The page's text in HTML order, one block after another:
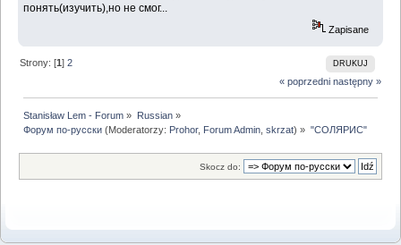
понять(изучить),но не смог...
Zapisane
DRUKUJ
Strony: [1]2
« poprzedni następny »
Stanisław Lem - Forum » Russian»
Форум по-русски (Moderatorzy: Prohor, Forum Admin ,skrzat) » "СОЛЯРИС"
Skocz do: